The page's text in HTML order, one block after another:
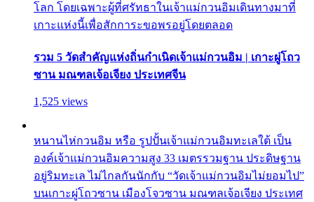
โลก โดยเฉพาะผู้ที่ศรัทธาในเจ้าแม่กวนอิมเดินทางมาที่
เกาะแห่งนี้เพื่อสักการะขอพรอยู่โดยตลอด
รวม 5 วัดสำคัญแห่งถิ่นกำเนิดเจ้าแม่กวนอิม | เกาะผู่โถว
ซาน มณฑลเจ้อเจียง ประเทศจีน
1,525 views
หนานไห่กวนอิม หรือ รูปปั้นเจ้าแม่กวนอิมทะเลใต้ เป็น
องค์เจ้าแม่กวนอิมความสูง 33 เมตรรวมฐาน ประดิษฐาน
อยู่ริมทะเล ไม่ไกลกันนักกับ “วัดเจ้าแม่กวนอิมไม่ยอมไป”
บนเกาะผู่โถวซาน เมืองโจวซาน มณฑลเจ้อเจียง ประเทศ